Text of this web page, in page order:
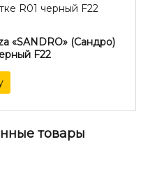
«SANDRO» (Сандро)
F22
товары